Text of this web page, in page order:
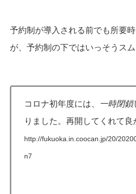
予約制が導入される前でも所要
が、予約制の下ではいっそうスム
コロナ初年度には、 一時閉鎖
りました。再開してくれて
http://fukuoka.in.coocan.jp/20/
n7